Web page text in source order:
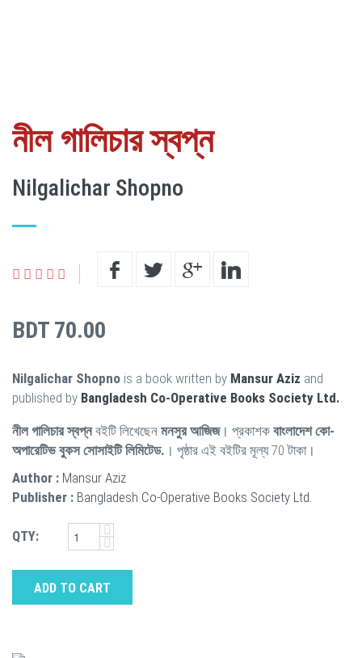
নীল গালিচার স্বপ্ন
Nilgalichar Shopno
BDT 70.00
Nilgalichar Shopno is a book written by Mansur Aziz and
published by Bangladesh Co-Operative Books Society Ltd.
নীল গালিচার স্বপ্নবইটি লিখেছেন মনসুর আজিজ। প্রকাশক বাংলাদেশ কো-
অপারেটিভ বুকস সোসাইটি লিমিটেড. । পৃষ্ঠার এই বইটির মূল্য 70 টাকা।
Author : Mansur Aziz
Publisher : Bangladesh Co-Operative Books Society Ltd.
QTY:
ADD TO CART